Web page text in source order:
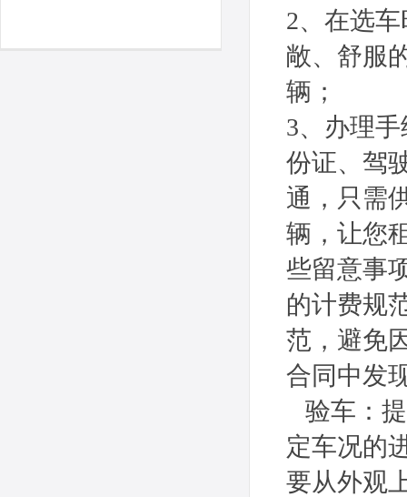
2、在选
敞、舒服
辆；
3、办理
份证、驾
通，只需
辆，让您
些留意事
的计费规
范，避免
合同中发
验车：
定车况的
要从外观